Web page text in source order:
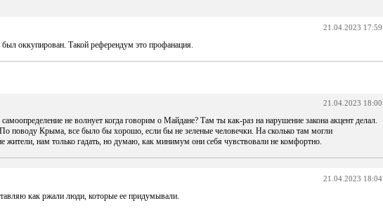
21.04.2023 17:59
оккупирован. Такой референдум это профанация.
21.04.2023 18:00
не волнует когда говорим о Майдане? Там ты как-раз на нарушение закона акцент делал.
поводу Крыма, все было бы хорошо, если бы не зеленые человечки. На сколько там могли
жители, нам только гадать, но думаю, как минимум они себя чувствовали не комфортно.
21.04.2023 18:04
как ржали люди, которые ее придумывали.